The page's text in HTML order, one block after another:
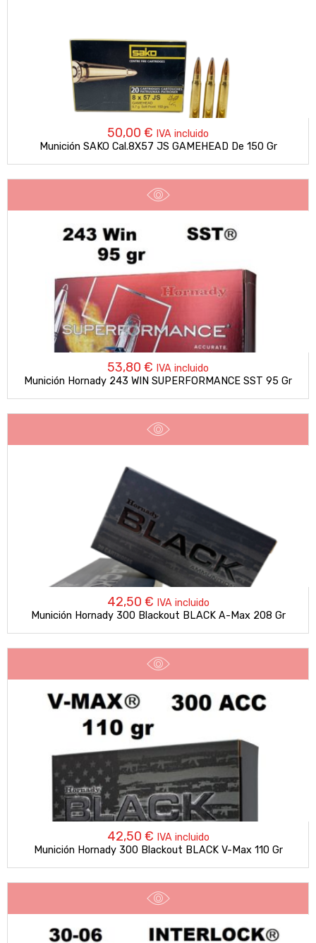
50,00 € IVA incluido
Munición SAKO Cal.8X57 JS GAMEHEAD De 150 Gr
53,80 € IVA incluido
Munición Hornady 243 WIN SUPERFORMANCE SST 95 Gr
42,50 € IVA incluido
Munición Hornady 300 Blackout BLACK A-Max 208 Gr
42,50 € IVA incluido
Munición Hornady 300 Blackout BLACK V-Max 110 Gr